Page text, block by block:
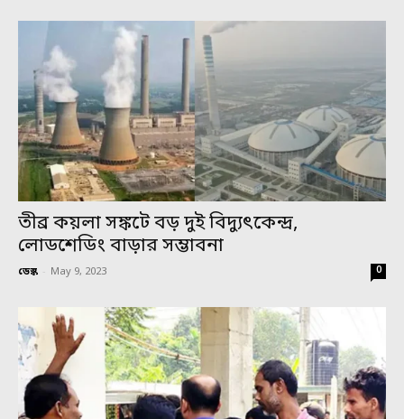
তীব্র কয়লা সঙ্কটে বড় দুই বিদ্যুৎকেন্দ্র,
লোডশেডিং বাড়ার সম্ভাবনা
ডেস্ক - May 9, 2023 0